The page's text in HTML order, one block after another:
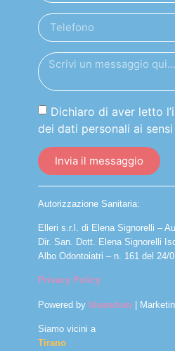
Dichiaro di aver letto
dei dati personali ai
Invia il messaggio
Autorizzazione Sanitaria:
Elleri s.r.l. di Elena Signorelli –
Dir. San. Dott. Elena Signorelli
Albo Odontoiatri – n. 161 del 24/
Privacy Policy
Powered by Ideandum |
Siamo vicini a
Tirano